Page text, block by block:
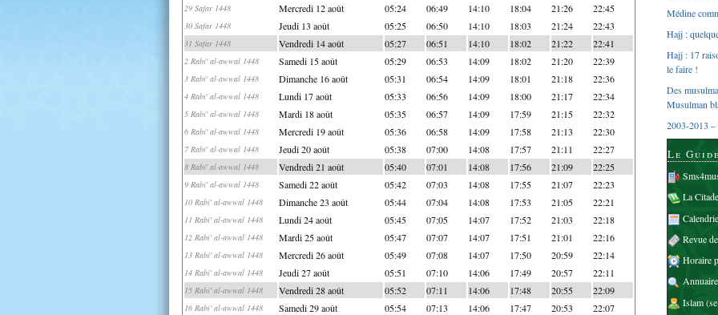
29 Safar 1448 Mercredi 12 août 05:24 06:49 14:10 18:04 21:26 22:45
30 Safar 1448 Jeudi 13 août 05:25 06:50 14:10 18:03 21:24 22:43
31 Safar 1448 Vendredi 14 août 05:27 06:51 14:10 18:02 21:22 22:41
2 Rabi' al-awwal 1448 Samedi 15 août 05:29 06:53 14:09 18:02 21:20 22:39
3 Rabi' al-awwal 1448 Dimanche 16 août 05:31 06:54 14:09 18:01 21:18 22:36
4 Rabi' al-awwal 1448 Lundi 17 août 05:33 06:56 14:09 18:00 21:17 22:34
5 Rabi' al-awwal 1448 Mardi 18 août 05:35 06:57 14:09 17:59 21:15 22:32
6 Rabi' al-awwal 1448 Mercredi 19 août 05:36 06:58 14:09 17:58 21:13 22:30
7 Rabi' al-awwal 1448 Jeudi 20 août 05:38 07:00 14:08 17:57 21:11 22:27
8 Rabi' al-awwal 1448 Vendredi 21 août 05:40 07:01 14:08 17:56 21:09 22:25
9 Rabi' al-awwal 1448 Samedi 22 août 05:42 07:03 14:08 17:55 21:07 22:23
10 Rabi' al-awwal 1448 Dimanche 23 août 05:44 07:04 14:08 17:53 21:05 22:21
11 Rabi' al-awwal 1448 Lundi 24 août 05:45 07:05 14:07 17:52 21:03 22:18
12 Rabi' al-awwal 1448 Mardi 25 août 05:47 07:07 14:07 17:51 21:01 22:16
13 Rabi' al-awwal 1448 Mercredi 26 août 05:49 07:08 14:07 17:50 20:59 22:14
14 Rabi' al-awwal 1448 Jeudi 27 août 05:51 07:10 14:06 17:49 20:57 22:11
15 Rabi' al-awwal 1448 Vendredi 28 août 05:52 07:11 14:06 17:48 20:55 22:09
16 Rabi' al-awwal 1448 Samedi 29 août 05:54 07:13 14:06 17:47 20:53 22:07
Médine
Hajj :
Hajj : 17
le faire !
Des
Musulman
2003-2013 –
Le
La
Revue
Horaire
Islam